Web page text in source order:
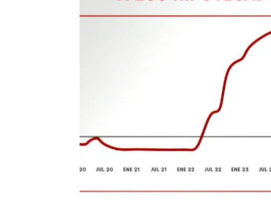
El Euríbor está anticipando la
espera que apruebe el Banco
La Asociación de Usuarios
será de dos euros con 70 céntimos
El precio de la compraventa de las
alquileres un 69%: ¿por qué?
Compartir
de las cuotas hipotecarias en más de